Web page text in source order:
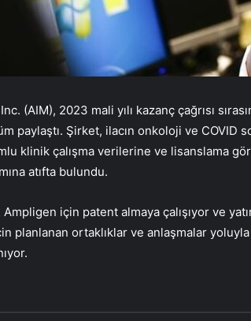
(AIM), 2023 mali yılı kazanç çağrısı
paylaştı. Şirket, ilacın onkoloji ve COVID
klinik çalışma verilerine ve lisanslama
atıfta bulundu.
için patent almaya çalışıyor ve
planlanan ortaklıklar ve anlaşmalar